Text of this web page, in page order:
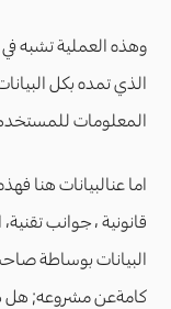
وهذه العملية تشبه
الذي تمده بكل
المعلومات
اما عنالبيانات هنا
قانونية ، جوانب
البيانات بوساطة
كامةعن مشروعه; هل